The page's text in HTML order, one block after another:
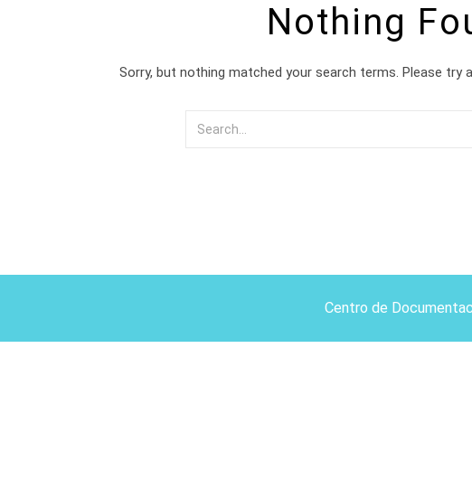
Nothing
Sorry, but nothing matched your search terms. Please try
Centro de